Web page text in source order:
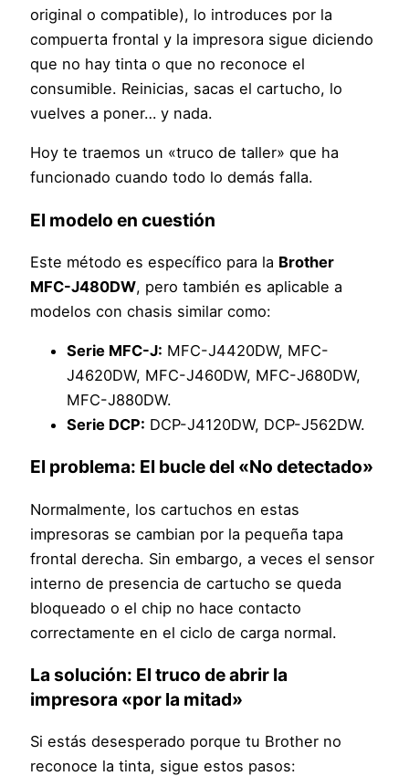
original o compatible), lo introduces por la
compuerta frontal y la impresora sigue diciendo
que no hay tinta o que no reconoce el
consumible. Reinicias, sacas el cartucho, lo
vuelves a poner… y nada.
Hoy te traemos un «truco de taller» que ha
funcionado cuando todo lo demás falla.
El modelo en cuestión
Este método es específico para la Brother
MFC-J480DW, pero también es aplicable a
modelos con chasis similar como:
Serie MFC-J: MFC-J4420DW, MFC-
J4620DW, MFC-J460DW, MFC-J680DW,
MFC-J880DW.
Serie DCP: DCP-J4120DW, DCP-J562DW.
El problema: El bucle del «No detectado»
Normalmente, los cartuchos en estas
impresoras se cambian por la pequeña tapa
frontal derecha. Sin embargo, a veces el sensor
interno de presencia de cartucho se queda
bloqueado o el chip no hace contacto
correctamente en el ciclo de carga normal.
La solución: El truco de abrir la
impresora «por la mitad»
Si estás desesperado porque tu Brother no
reconoce la tinta, sigue estos pasos: